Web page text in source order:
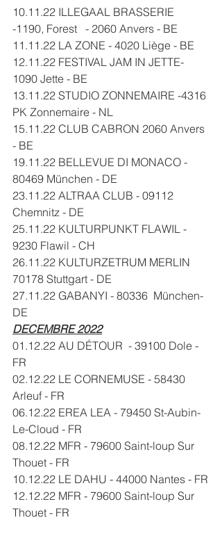
10.11.22 ILLEGAAL BRASSERIE
-1190, Forest - 2060 Anvers - BE
11.11.22 LA ZONE - 4020 Liège - BE
12.11.22 FESTIVAL JAM IN JETTE-
1090 Jette - BE
13.11.22 STUDIO ZONNEMAIRE -4316
PK Zonnemaire - NL
15.11.22 CLUB CABRON 2060 Anvers
- BE
19.11.22 BELLEVUE DI MONACO -
80469 München - DE
23.11.22 ALTRAA CLUB - 09112
Chemnitz - DE
25.11.22 KULTURPUNKT FLAWIL -
9230 Flawil - CH
26.11.22 KULTURZETRUM MERLIN
70178 Stuttgart - DE
27.11.22 GABANYI - 80336 München-
DE
DECEMBRE 2022
01.12.22 AU DÉTOUR  - 39100 Dole -
FR
02.12.22 LE CORNEMUSE - 58430
Arleuf - FR
06.12.22 EREA LEA - 79450 St-Aubin-
Le-Cloud - FR
08.12.22 MFR - 79600 Saint-loup Sur
Thouet - FR
10.12.22 LE DAHU - 44000 Nantes - FR
12.12.22 MFR - 79600 Saint-loup Sur
Thouet - FR